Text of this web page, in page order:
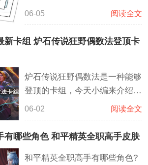
道成绩，然后再去查自身排名和
各学校的分数线，这样子可以降
低考生报志愿时各种不清楚确
少了盲目报名导致滑档的风险
06-05 阅读全文
新卡组 炉石传说狂野偶数法登顶卡
炉石传说狂野偶数法是一种能够
登顶的卡组，今天小编来介绍一
下关于炉石传说偶数法最新卡组
的相关内容。这套偶数法在偶数
的基础上搭配的宇宙的模式，通
够获得胜利的卡牌或者解决对面
06-02 阅读全文
有哪些角色 和平精英全职高手皮肤
和平精英全职高手有哪些角色?